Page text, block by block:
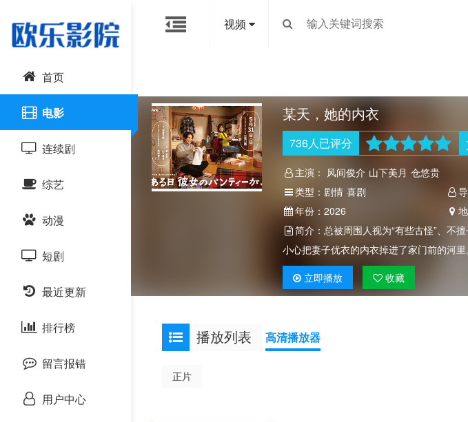
视频
首页
电影
连续剧
国产剧
港台剧
日韩剧
欧美剧
泰国剧
综艺
大陆综艺
日韩综艺
港台综艺
欧美综艺
动漫
国产动漫
日韩动漫
欧美动漫
短剧
最近更新
排行榜
留言报错
用户中心
某天，她的内衣
736人已评分
主演： 风间俊介 山下美月 仓悠贵
类型： 剧情 喜剧
年份： 2026
简介： 总被周围人视为“有些古怪”、不
小心把妻子优衣的内衣掉进了家门前的河
立即播放 收藏
播放列表 高清播放器
正片